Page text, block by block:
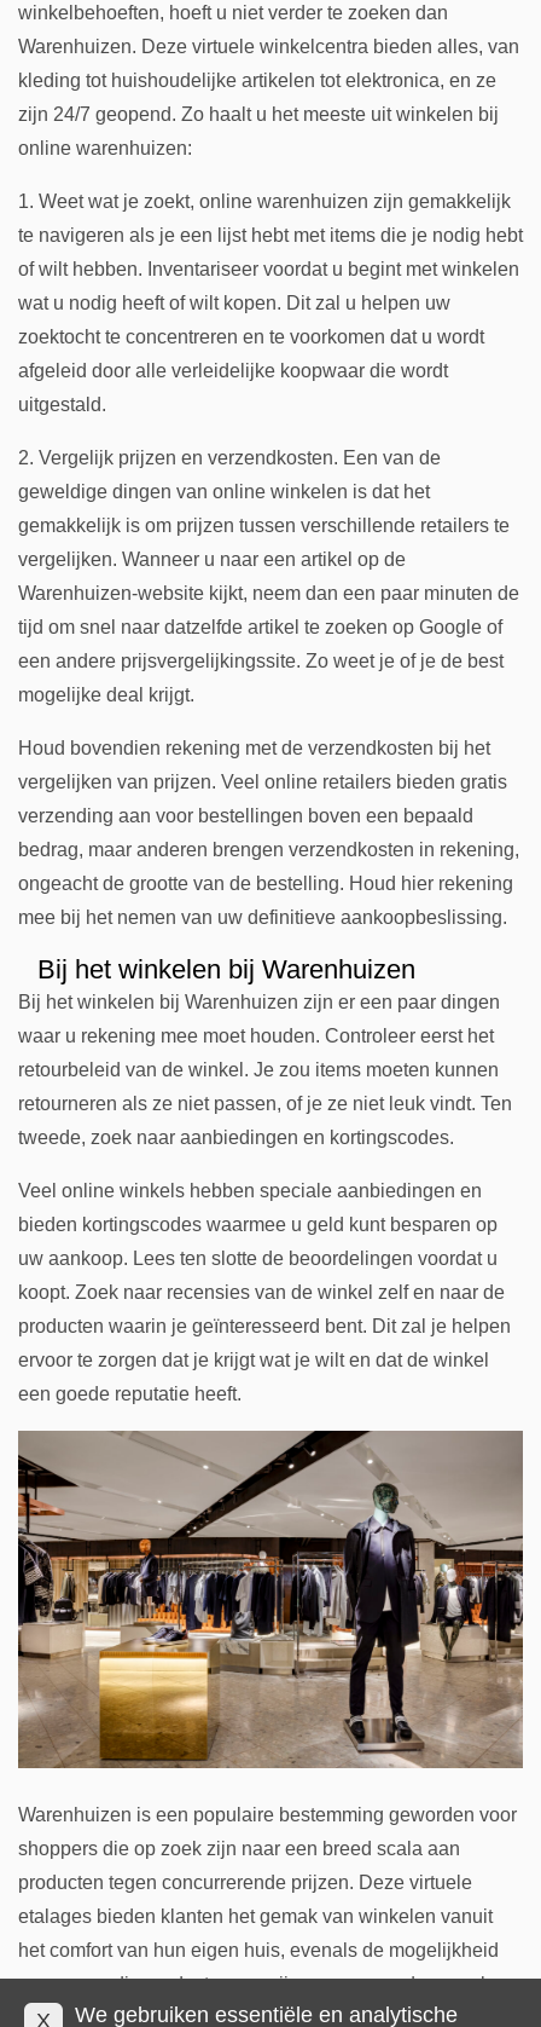
winkelbehoeften, hoeft u niet verder te zoeken dan
Warenhuizen. Deze virtuele winkelcentra bieden alles, van
kleding tot huishoudelijke artikelen tot elektronica, en ze
zijn 24/7 geopend. Zo haalt u het meeste uit winkelen bij
online warenhuizen:
1. Weet wat je zoekt, online warenhuizen zijn gemakkelijk
te navigeren als je een lijst hebt met items die je nodig hebt
of wilt hebben. Inventariseer voordat u begint met winkelen
wat u nodig heeft of wilt kopen. Dit zal u helpen uw
zoektocht te concentreren en te voorkomen dat u wordt
afgeleid door alle verleidelijke koopwaar die wordt
uitgestald.
2. Vergelijk prijzen en verzendkosten. Een van de
geweldige dingen van online winkelen is dat het
gemakkelijk is om prijzen tussen verschillende retailers te
vergelijken. Wanneer u naar een artikel op de
Warenhuizen-website kijkt, neem dan een paar minuten de
tijd om snel naar datzelfde artikel te zoeken op Google of
een andere prijsvergelijkingssite. Zo weet je of je de best
mogelijke deal krijgt.
Houd bovendien rekening met de verzendkosten bij het
vergelijken van prijzen. Veel online retailers bieden gratis
verzending aan voor bestellingen boven een bepaald
bedrag, maar anderen brengen verzendkosten in rekening,
ongeacht de grootte van de bestelling. Houd hier rekening
mee bij het nemen van uw definitieve aankoopbeslissing.
Bij het winkelen bij Warenhuizen
Bij het winkelen bij Warenhuizen zijn er een paar dingen
waar u rekening mee moet houden. Controleer eerst het
retourbeleid van de winkel. Je zou items moeten kunnen
retourneren als ze niet passen, of je ze niet leuk vindt. Ten
tweede, zoek naar aanbiedingen en kortingscodes.
Veel online winkels hebben speciale aanbiedingen en
bieden kortingscodes waarmee u geld kunt besparen op
uw aankoop. Lees ten slotte de beoordelingen voordat u
koopt. Zoek naar recensies van de winkel zelf en naar de
producten waarin je geïnteresseerd bent. Dit zal je helpen
ervoor te zorgen dat je krijgt wat je wilt en dat de winkel
een goede reputatie heeft.
Warenhuizen is een populaire bestemming geworden voor
shoppers die op zoek zijn naar een breed scala aan
producten tegen concurrerende prijzen. Deze virtuele
etalages bieden klanten het gemak van winkelen vanuit
het comfort van hun eigen huis, evenals de mogelijkheid
om eenvoudig producten en prijzen van meerdere merken
te vergelijken.
X We gebruiken essentiële en analytische